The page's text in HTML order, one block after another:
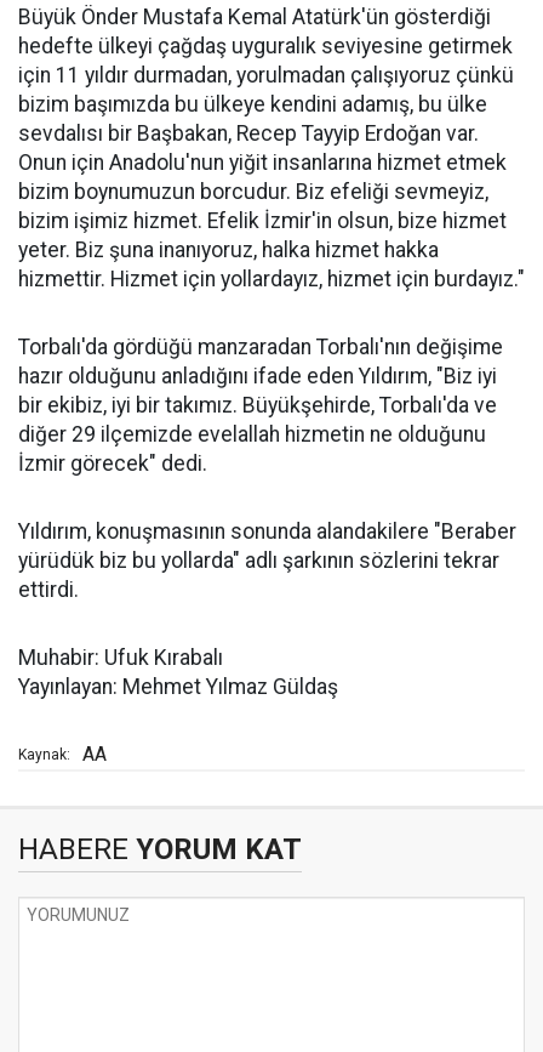
Büyük Önder Mustafa Kemal Atatürk'ün gösterdiği
hedefte ülkeyi çağdaş uyguralık seviyesine getirmek
için 11 yıldır durmadan, yorulmadan çalışıyoruz çünkü
bizim başımızda bu ülkeye kendini adamış, bu ülke
sevdalısı bir Başbakan, Recep Tayyip Erdoğan var.
Onun için Anadolu'nun yiğit insanlarına hizmet etmek
bizim boynumuzun borcudur. Biz efeliği sevmeyiz,
bizim işimiz hizmet. Efelik İzmir'in olsun, bize hizmet
yeter. Biz şuna inanıyoruz, halka hizmet hakka
hizmettir. Hizmet için yollardayız, hizmet için burdayız."
Torbalı'da gördüğü manzaradan Torbalı'nın değişime
hazır olduğunu anladığını ifade eden Yıldırım, "Biz iyi
bir ekibiz, iyi bir takımız. Büyükşehirde, Torbalı'da ve
diğer 29 ilçemizde evelallah hizmetin ne olduğunu
İzmir görecek" dedi.
Yıldırım, konuşmasının sonunda alandakilere "Beraber
yürüdük biz bu yollarda" adlı şarkının sözlerini tekrar
ettirdi.
Muhabir: Ufuk Kırabalı
Yayınlayan: Mehmet Yılmaz Güldaş
Kaynak: AA
HABERE YORUM KAT